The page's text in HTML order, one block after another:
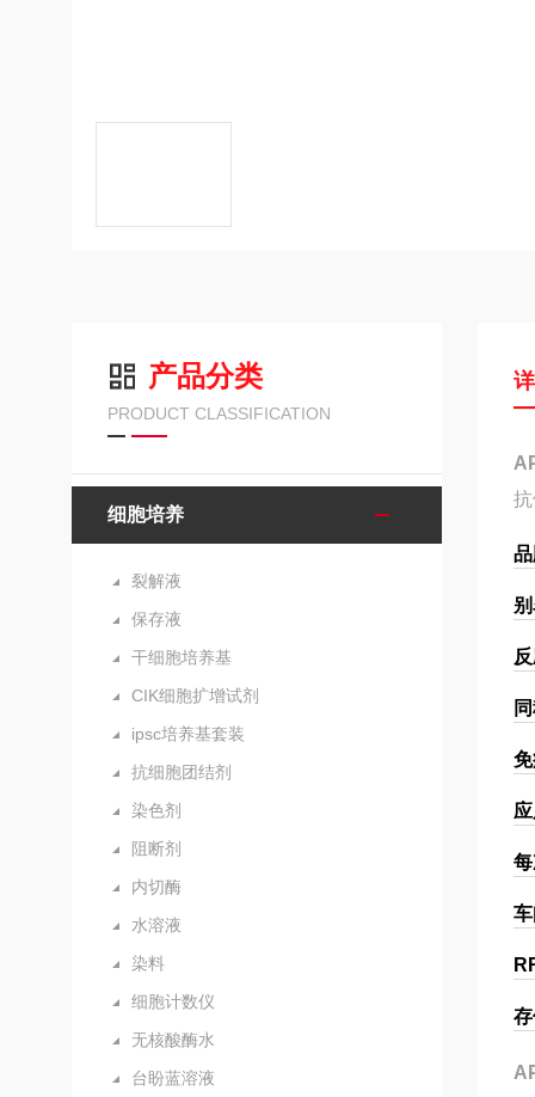
产品分类
PRODUCT CLASSIFICATION
细胞培养
裂解液
保存液
干细胞培养基
CIK细胞扩增试剂
ipsc培养基套装
抗细胞团结剂
染色剂
阻断剂
内切酶
水溶液
染料
细胞计数仪
无核酸酶水
台盼蓝溶液